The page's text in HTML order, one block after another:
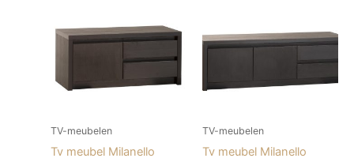
TV-meubelen
Tv meubel Milanello
TV-meubelen
Tv meubel Milanello